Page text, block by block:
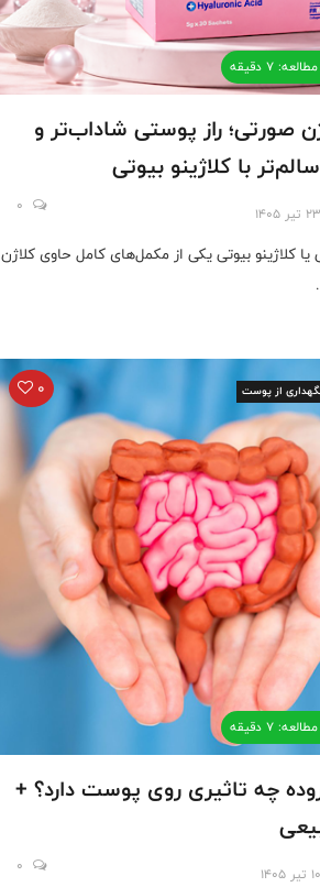
7 دقیقه
صورتی؛ راز پوستی شاداب‌تر و
با کلاژینو بیوتی
23 تیر 1405 0
یا کلاژینو بیوتی یکی از مکمل‌های کامل حاوی کلاژن
7 دقیقه
0 از پوست
چه تاثیری روی پوست دارد؟ +
10 تیر 1405 0